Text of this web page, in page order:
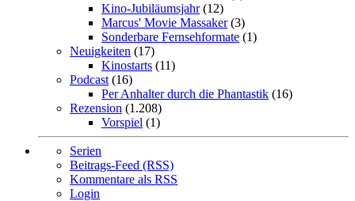
Kino-Jubiläumsjahr(12)
Marcus' Movie Massaker(3)
Sonderbare Fernsehformate (1)
Neuigkeiten (17)
Kinostarts (11)
Podcast (16)
Per Anhalter durch die Phantastik (16)
Rezension (1.208)
Vorspiel (1)
Serien
Beitrags-Feed (RSS)
Kommentare als RSS
Login